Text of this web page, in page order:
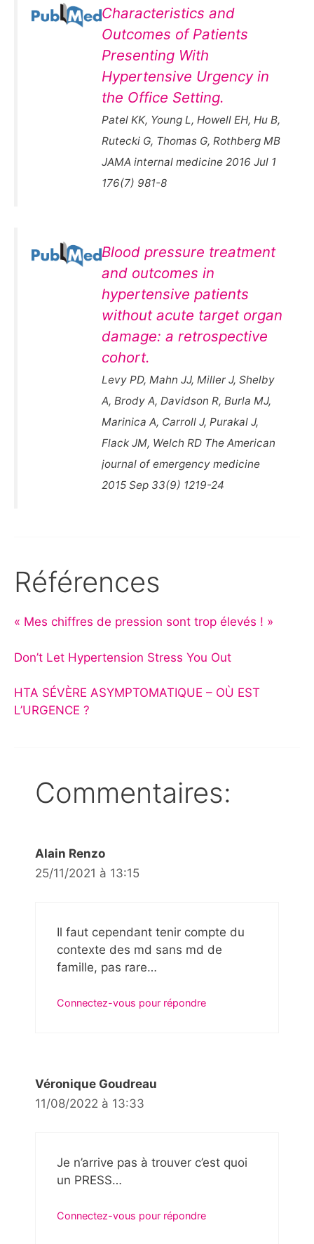
Characteristics and
Outcomes of Patients
Presenting With
Hypertensive Urgency in
the Office Setting.
Patel KK, Young L, Howell EH, Hu B,
Rutecki G, Thomas G, Rothberg MB
JAMA internal medicine 2016 Jul 1
176(7) 981-8
Blood pressure treatment
and outcomes in
hypertensive patients
without acute target organ
damage: a retrospective
cohort.
Levy PD, Mahn JJ, Miller J, Shelby
A, Brody A, Davidson R, Burla MJ,
Marinica A, Carroll J, Purakal J,
Flack JM, Welch RD The American
journal of emergency medicine
2015 Sep 33(9) 1219-24
Références
« Mes chiffres de pression sont trop élevés ! »
Don’t Let Hypertension Stress You Out
HTA SÉVÈRE ASYMPTOMATIQUE – OÙ EST
L’URGENCE ?
Commentaires:
Alain Renzo
25/11/2021 à 13:15
Il faut cependant tenir compte du
contexte des md sans md de
famille, pas rare…
Connectez-vous pour répondre
Véronique Goudreau
11/08/2022 à 13:33
Je n’arrive pas à trouver c’est quoi
un PRESS…
Connectez-vous pour répondre